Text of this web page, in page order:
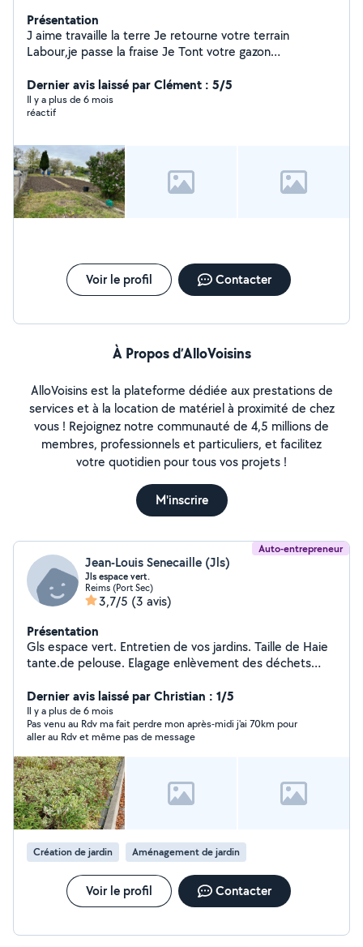
Présentation
J aime travaille la terre Je retourne votre terrain
Labour,je passe la fraise Je Tont votre gazon
remorque
Dernier avis laissé par Clément : 5/5
Il y a plus de 6 mois
réactif
Voir le profil Contacter
À Propos d’AlloVoisins
AlloVoisins est la plateforme dédiée aux prestations de
services et à la location de matériel à proximité de chez
vous ! Rejoignez notre communauté de 4,5 millions de
membres, professionnels et particuliers, et facilitez
votre quotidien pour tous vos projets !
M'inscrire
Auto-entrepreneur
Jean-Louis Senecaille (Jls)
Jls espace vert.
Reims (Port Sec)
3,7/5 (3 avis)
Présentation
Gls espace vert. Entretien de vos jardins. Taille de Haie
tante.de pelouse. Elagage enlèvement des déchets
Dernier avis laissé par Christian : 1/5
Il y a plus de 6 mois
Pas venu au Rdv ma fait perdre mon après-midi j'ai 70km pour
aller au Rdv et même pas de message
Création de jardin Aménagement de jardin
Voir le profil Contacter